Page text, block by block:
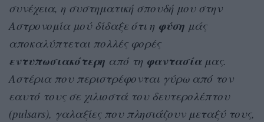
συνέχεια, η συστηματική σπουδή μου στην
Αστρονομία μού δίδαξε ότι η φύση μάς
αποκαλύπτεται πολλές φορές
εντυπωσιακότερη από τη φαντασίαμας.
Αστέρια που περιστρέφονται γύρω από τον
εαυτό τους σε χιλιοστά του δευτερολέπτου
(pulsars), γαλαξίες που πλησιάζουν μεταξύ τους,